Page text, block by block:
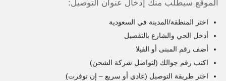
الموقع سيطلب منك إدخال عنوان التوصيل:
اختر المنطقة/المدينة في السعودية
أدخل الحي والشارع بالتفصيل
أضف رقم المبنى أو الفيلا
اكتب رقم جوالك (لتواصل شركة الشحن)
اختر طريقة التوصيل (عادي أو سريع – إن توفرت)